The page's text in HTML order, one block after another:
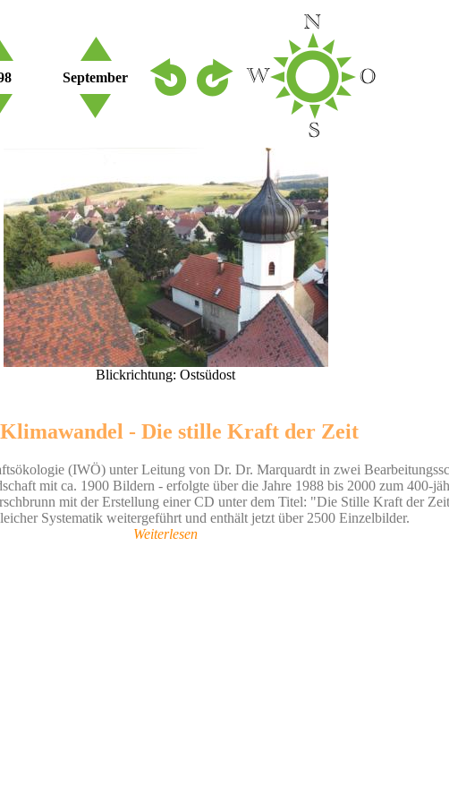
September
Blickrichtung: Ostsüdost
- Die stille Kraft der Zeit
(IWÖ) unter Leitung von Dr. Dr. Marquardt in zwei
mit ca. 1900 Bildern - erfolgte über die Jahre 1988 bis 2000 zum 400-
mit der Erstellung einer CD unter dem Titel: "Die Stille Kraft der
Systematik weitergeführt und enthält jetzt über 2500 Einzelbilder.
Weiterlesen